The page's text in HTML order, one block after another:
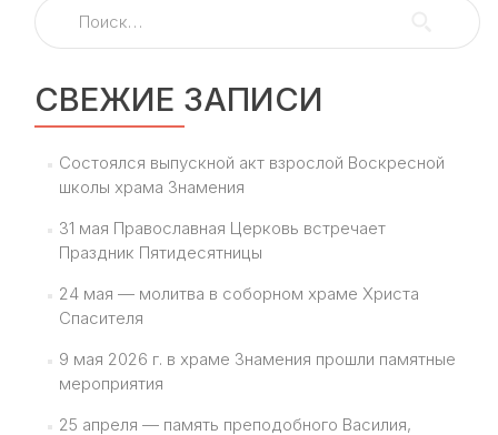
Найти:
СВЕЖИЕ ЗАПИСИ
Состоялся выпускной акт взрослой Воскресной
школы храма Знамения
31 мая Православная Церковь встречает
Праздник Пятидесятницы
24 мая — молитва в соборном храме Христа
Спасителя
9 мая 2026 г. в храме Знамения прошли памятные
мероприятия
25 апреля — память преподобного Василия,